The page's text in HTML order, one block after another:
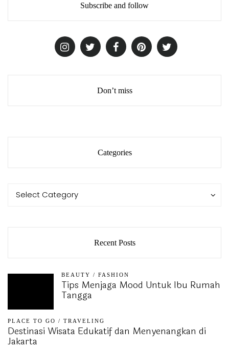
Subscribe and follow
Don’t miss
Categories
Categories
Select Category
Categories
Recent Posts
BEAUTY / FASHION
Tips Menjaga Mood Untuk Ibu Rumah
Tangga
PLACE TO GO / TRAVELING
Destinasi Wisata Edukatif dan Menyenangkan di
Jakarta